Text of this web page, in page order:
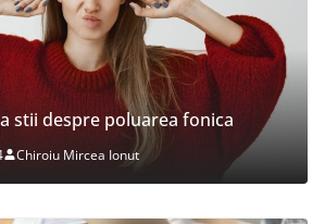
stii despre poluarea fonica
Chiroiu Mircea Ionut